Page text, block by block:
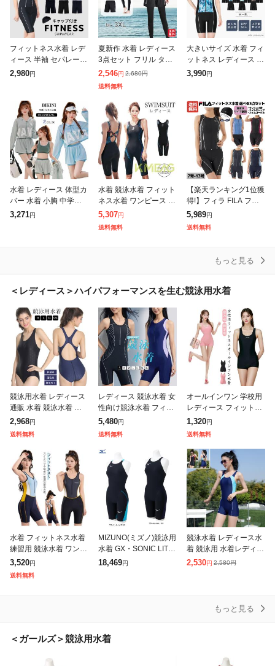
フィットネス水着 レデ
ィース 半袖 セパレート
体型カバー 着痩せ 前開
サイズ
2,980円
夏新作 水着 レディース
3点セット フリル タン
キニ セパレート 体型カ
バー 長袖ラッシュ 露出
控えめ ハイウエスト 無
地 ワ
2,546円 2,680円
送料無料
大きいサイズ 水着 フィ
ットネス レディース セ
パレート 半袖 フィット
3,990円
水着 レディース 体型カ
バー 水着 小胸 中学生
高校生 水着 3点セット
3,271円
水着 競泳水着 フィット
ネス水着 ワンピース フ
ィットネス水着 オール
インワン レディース 体
系カバー スリムデザイ
5,307円
送料無料
【楽天ランキング1位獲
得!】フィラ FILA フィ
ットネス水着 選べる3
点セット ゴーグル スイ
ムキャップ付き レディ
5,989円
送料無料
もっと見る
＜レディース＞ハイパフォーマンスを生む競泳用水着
競泳用水着 レディース
通販 水着 競泳水着 練
習用 ジュニア女子 ワン
ピース 大きいサイズ m
l xl 2xl サイズ シン
2,968円
送料無料
レディース 競泳水着 女
性向け競泳水着 フィッ
トネス 水着 フロントジ
ップ オールインワン ス
イミング ハーフスパッ
ツ スイムウ
5,480円
送料無料
オールインワン 学校用
レディース フィットネ
ス水着 水着 パッド入り
ノースリーブ 競泳用 水
着 女性 練習用 お腹カ
バー 競
1,320円
送料無料
水着 フィットネス水着
練習用 競泳水着 ワンピ
ース 速乾 体型カバー
競泳用 水着 レディース
大きいサイズ スリムデ
3,520円
送料無料
MIZUNO(ミズノ)競泳用
水着 GX・SONIC LITE
ハーフスーツ(N2MGC2
18,469円
競泳水着 レディース水
着 競泳用 水着レディー
ス フィットネス 無地
2,530円 2,580円
もっと見る
＜ガールズ＞競泳用水着